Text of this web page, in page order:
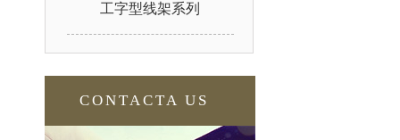
工字型线架系列
CONTACTA US